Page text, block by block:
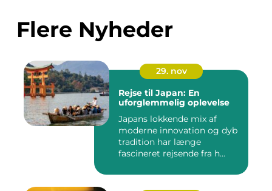
Flere Nyheder
29. nov
Rejse til Japan: En
uforglemmelig oplevelse
Japans lokkende mix af
moderne innovation og dyb
tradition har længe
fascineret rejsende fra h...